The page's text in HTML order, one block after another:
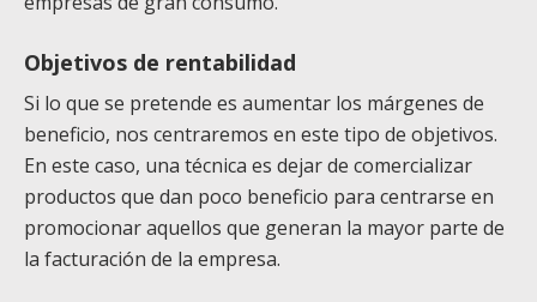
Objetivos de rentabilidad
Si lo que se pretende es aumentar los márgenes de
beneficio, nos centraremos en este tipo de objetivos.
En este caso, una técnica es dejar de comercializar
productos que dan poco beneficio para centrarse en
promocionar aquellos que generan la mayor parte de
la facturación de la empresa.